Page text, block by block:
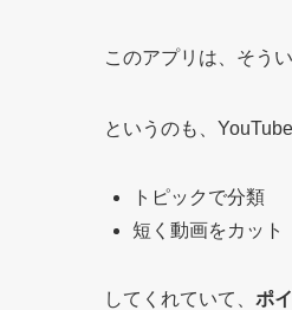
このアプリは、そう
というのも、
トピックで分類
短く動画をカット
してくれていて、 ポ